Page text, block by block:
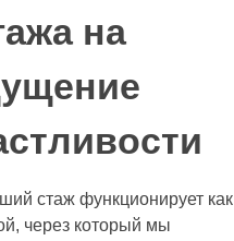
на
стаж функционирует как
через который мы